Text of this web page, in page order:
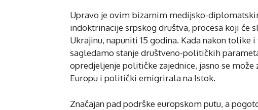
Upravo je ovim bizarnim medijsko-
indoktrinacije srpskog društva, procesa koji će
Ukrajinu, napuniti 15 godina. Kada nakon
sagledamo stanje društveno-političkih
opredjeljenje političke zajednice, jasno se
Europu i politički emigrirala na Istok.
Značajan pad podrške europskom putu, a